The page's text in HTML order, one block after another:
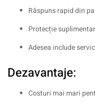
Răspuns rapid din
Protecție
Adesea include
Dezavantaje:
Costuri mai mari